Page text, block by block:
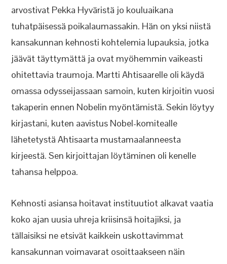
arvostivat Pekka Hyväristä jo kouluaikana
tuhatpäisessä poikalaumassakin. Hän on yksi niistä
kansakunnan kehnosti kohtelemia lupauksia, jotka
jäävät täyttymättä ja ovat myöhemmin vaikeasti
ohitettavia traumoja. Martti Ahtisaarelle oli käydä
omassa odysseijassaan samoin, kuten kirjoitin vuosi
takaperin ennen Nobelin myöntämistä. Sekin löytyy
kirjastani, kuten aavistus Nobel-komitealle
lähetetystä Ahtisaarta mustamaalanneesta
kirjeestä. Sen kirjoittajan löytäminen oli kenelle
tahansa helppoa.
Kehnosti asiansa hoitavat instituutiot alkavat vaatia
koko ajan uusia uhreja kriisinsä hoitajiksi, ja
tällaisiksi ne etsivät kaikkein uskottavimmat
kansakunnan voimavarat osoittaakseen näin